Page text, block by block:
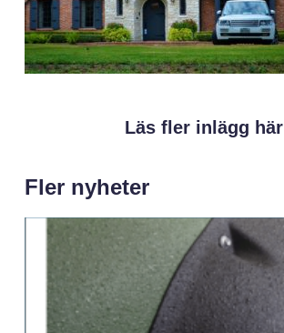
Läs fler inlägg här
Fler nyheter